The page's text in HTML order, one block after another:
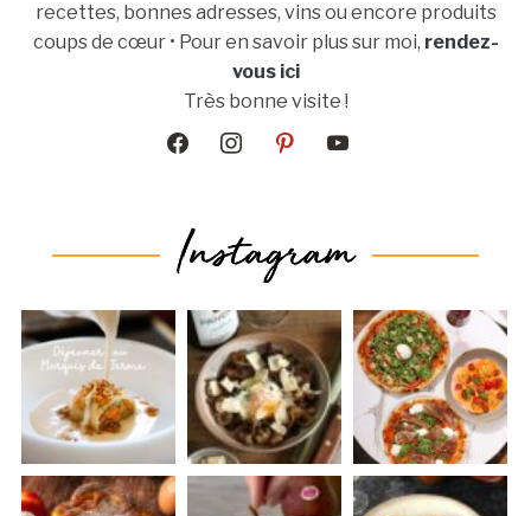
recettes, bonnes adresses, vins ou encore produits
coups de cœur • Pour en savoir plus sur moi, rendez-
vous ici
Très bonne visite !
facebookinstagrampinterestyoutube